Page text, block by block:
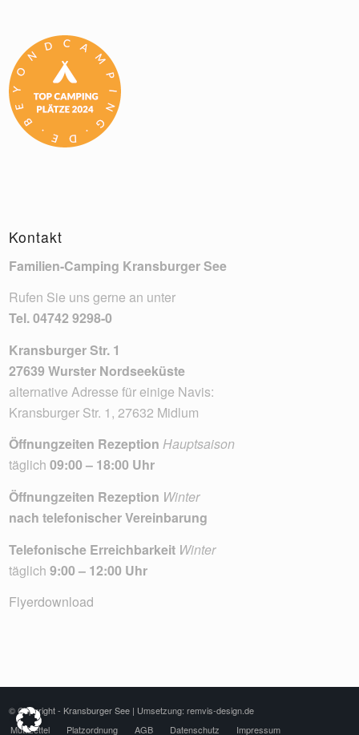
Kontakt
Familien-Camping Kransburger See
Rufen Sie uns gerne an unter
Tel.04742 9298-0
Kransburger Str. 1
27639 Wurster Nordseeküste
alternative Adresse für einige Navis:
Kransburger Str. 1, 27632 Midlum
Öffnungzeiten RezeptionHauptsaison
täglich 09:00 – 18:00 Uhr
Öffnungzeiten Rezeption Winter
nach telefonischer Vereinbarung
Telefonische Erreichbarkeit Winter
täglich 9:00 – 12:00 Uhr
Flyerdownload
© Copyright - Kransburger See | Umsetzung: remvis-design.de
Muttizettel
Platzordnung AGB Datenschutz Impressum